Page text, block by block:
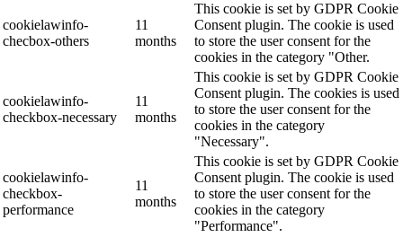
cookielawinfo-
checbox-others
11
months
This cookie is set by GDPR Cookie
Consent plugin. The cookie is used
to store the user consent for the
cookies in the category "Other.
cookielawinfo-
checkbox-necessary
11
months
This cookie is set by GDPR Cookie
Consent plugin. The cookies is used
to store the user consent for the
cookies in the category
"Necessary".
cookielawinfo-
checkbox-
performance
11
months
This cookie is set by GDPR Cookie
Consent plugin. The cookie is used
to store the user consent for the
cookies in the category
"Performance".